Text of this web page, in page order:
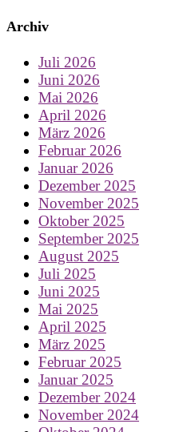
Archiv
Juli 2026
Juni 2026
Mai 2026
April 2026
März 2026
Februar 2026
Januar 2026
Dezember 2025
November 2025
Oktober 2025
September 2025
August 2025
Juli 2025
Juni 2025
Mai 2025
April 2025
März 2025
Februar 2025
Januar 2025
Dezember 2024
November 2024